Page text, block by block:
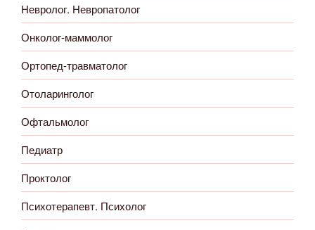
Невролог. Невропатолог
Онколог-маммолог
Ортопед-травматолог
Отоларинголог
Офтальмолог
Педиатр
Проктолог
Психотерапевт. Психолог